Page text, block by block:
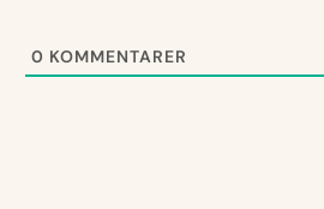
0 KOMMENTARER